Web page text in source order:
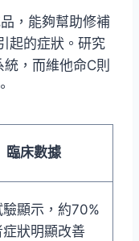
，能夠幫助修補
起的症狀。研究
，而維他命C則
臨床數據
驗顯示，約70%
症狀明顯改善